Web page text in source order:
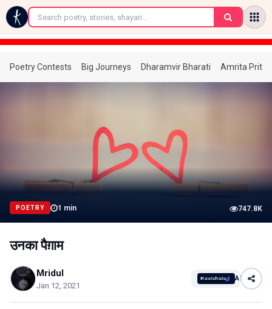
←
Poetry Contests Big Journeys Dharamvir Bharati Amrita
POETRY 1 min 747.8K
उनका पैग़ाम
Mridul
Jan 12, 2021
AI